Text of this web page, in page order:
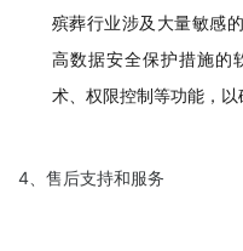
殡葬行业涉及大量敏感
高数据安全保护措施的
术、权限控制等功能，以
4、售后支持和服务